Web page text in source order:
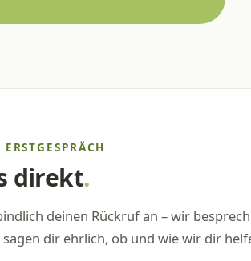
direkt.
deinen Rückruf an – wir
sagen dir ehrlich, ob und wie wir dir